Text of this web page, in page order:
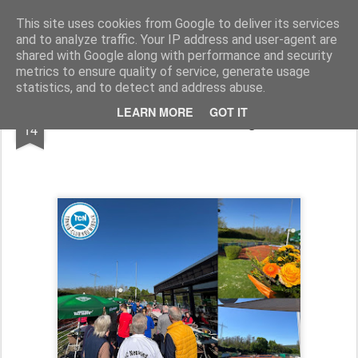
This site uses cookies from Google to deliver its services
and to analyze traffic. Your IP address and user-agent are
shared with Google along with performance and security
metrics to ensure quality of service, generate usage
statistics, and to detect and address abuse.
LEARN MORE GOT IT
TennisClubNeuwied
Pages
14 Saisoneröffnung